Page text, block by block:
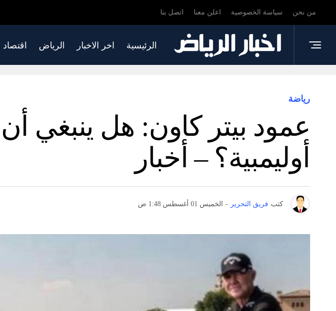
من نحن سياسة الخصوصية اعلن معنا اتصل بنا
الرئيسية اخر الاخبار الرياض اقتصاد
رياضة
عمود بيتر كاون: هل ينبغي
أوليمبية؟ – أخبار
كتب فريق التحرير - الخميس 01 أغسطس 1:48 ص